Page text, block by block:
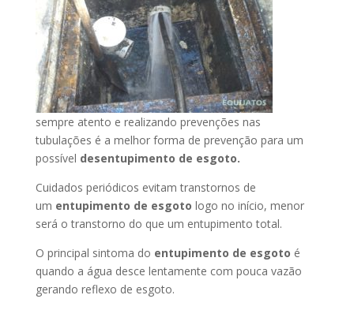
sempre atento e realizando prevenções nas
tubulações é a melhor forma de prevenção para um
possível desentupimento de esgoto.
Cuidados periódicos evitam transtornos de
um entupimento de esgoto logo no início, menor
será o transtorno do que um entupimento total.
O principal sintoma do entupimento de esgoto é
quando a água desce lentamente com pouca vazão
gerando reflexo de esgoto.